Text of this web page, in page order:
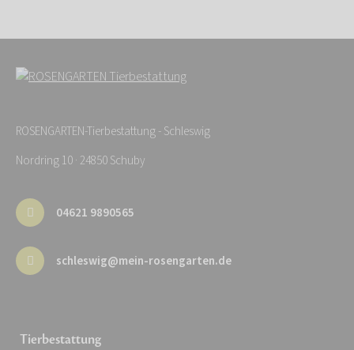
ROSENGARTEN-Tierbestattung - Schleswig
Nordring 10 · 24850 Schuby
04621 9890565
schleswig@mein-rosengarten.de
Tierbestattung